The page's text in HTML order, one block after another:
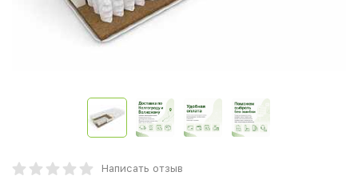
Написать отзыв